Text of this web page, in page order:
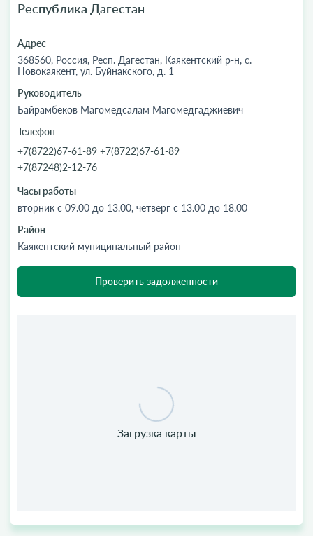
Республика Дагестан
Адрес
368560, Россия, Респ. Дагестан, Каякентский р-н, с.
Новокаякент, ул. Буйнакского, д. 1
Руководитель
Байрамбеков Магомедсалам Магомедгаджиевич
Телефон
+7(8722)67-61-89 +7(8722)67-61-89
+7(87248)2-12-76
Часы работы
вторник с 09.00 до 13.00, четверг с 13.00 до 18.00
Район
Каякентский муниципальный район
Проверить задолженности